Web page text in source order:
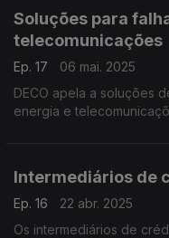
Soluções para
telecomunicações
Ep. 17
06 mai. 2025
DECO apela a soluções
energia e
Intermediários de
Ep. 16
22 abr. 2025
Os intermediários de